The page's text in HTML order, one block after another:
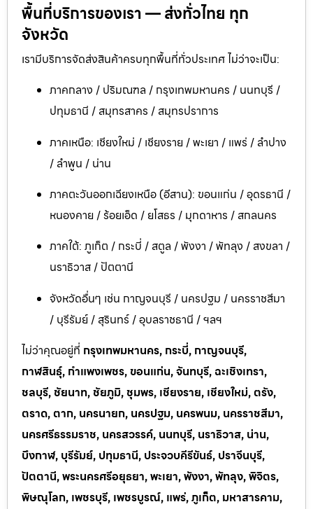
พื้นที่บริการของเรา — ส่งทั่วไทย ทุก
จังหวัด
เรามีบริการจัดส่งสินค้าครบทุกพื้นที่ทั่วประเทศ ไม่ว่าจะเป็น:
ภาคกลาง / ปริมณฑล / กรุงเทพมหานคร / นนทบุรี /
ปทุมธานี / สมุทรสาคร / สมุทรปราการ
ภาคเหนือ: เชียงใหม่ / เชียงราย / พะเยา / แพร่ / ลำปาง
/ ลำพูน / น่าน
ภาคตะวันออกเฉียงเหนือ (อีสาน): ขอนแก่น / อุดรธานี /
หนองคาย / ร้อยเอ็ด / ยโสธร / มุกดาหาร / สกลนคร
ภาคใต้: ภูเก็ต / กระบี่ / สตูล / พังงา / พัทลุง / สงขลา /
นราธิวาส / ปัตตานี
จังหวัดอื่นๆ เช่น กาญจนบุรี / นครปฐม / นครราชสีมา
/ บุรีรัมย์ / สุรินทร์ / อุบลราชธานี / ฯลฯ
ไม่ว่าคุณอยู่ที่ กรุงเทพมหานคร, กระบี่, กาญจนบุรี,
กาฬสินธุ์, กำแพงเพชร, ขอนแก่น, จันทบุรี, ฉะเชิงเทรา,
ชลบุรี, ชัยนาท, ชัยภูมิ, ชุมพร, เชียงราย, เชียงใหม่, ตรัง,
ตราด, ตาก, นครนายก, นครปฐม, นครพนม, นครราชสีมา,
นครศรีธรรมราช, นครสวรรค์, นนทบุรี, นราธิวาส, น่าน,
บึงกาฬ, บุรีรัมย์, ปทุมธานี, ประจวบคีรีขันธ์, ปราจีนบุรี,
ปัตตานี, พระนครศรีอยุธยา, พะเยา, พังงา, พัทลุง, พิจิตร,
พิษณุโลก, เพชรบุรี, เพชรบูรณ์, แพร่, ภูเก็ต, มหาสารคาม,